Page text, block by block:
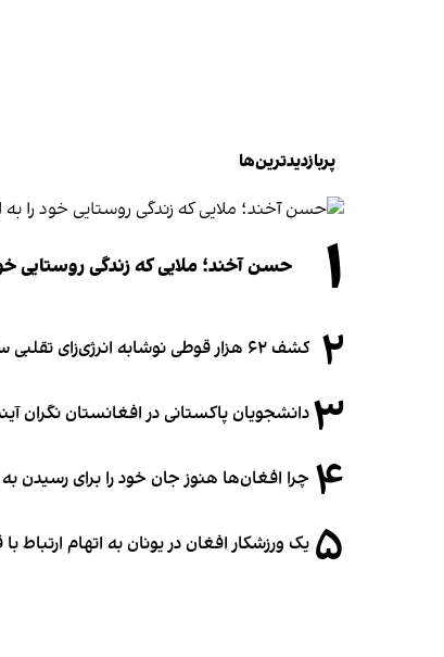
پربازدیدترین‌ها
۱ حسن آخند؛ ملایی که زندگی روستایی
۲ کشف ۶۲ هزار قوطی نوشابه انرژی‌زای تقلبی ساخت افغانستان در آلمان
۳دانشجویان پاکستانی در افغانستان
۴ چرا افغان‌ها هنوز جان خود را برای رسیدن به
۵ یک ورزشکار افغان در یونان به اتهام ارتباط